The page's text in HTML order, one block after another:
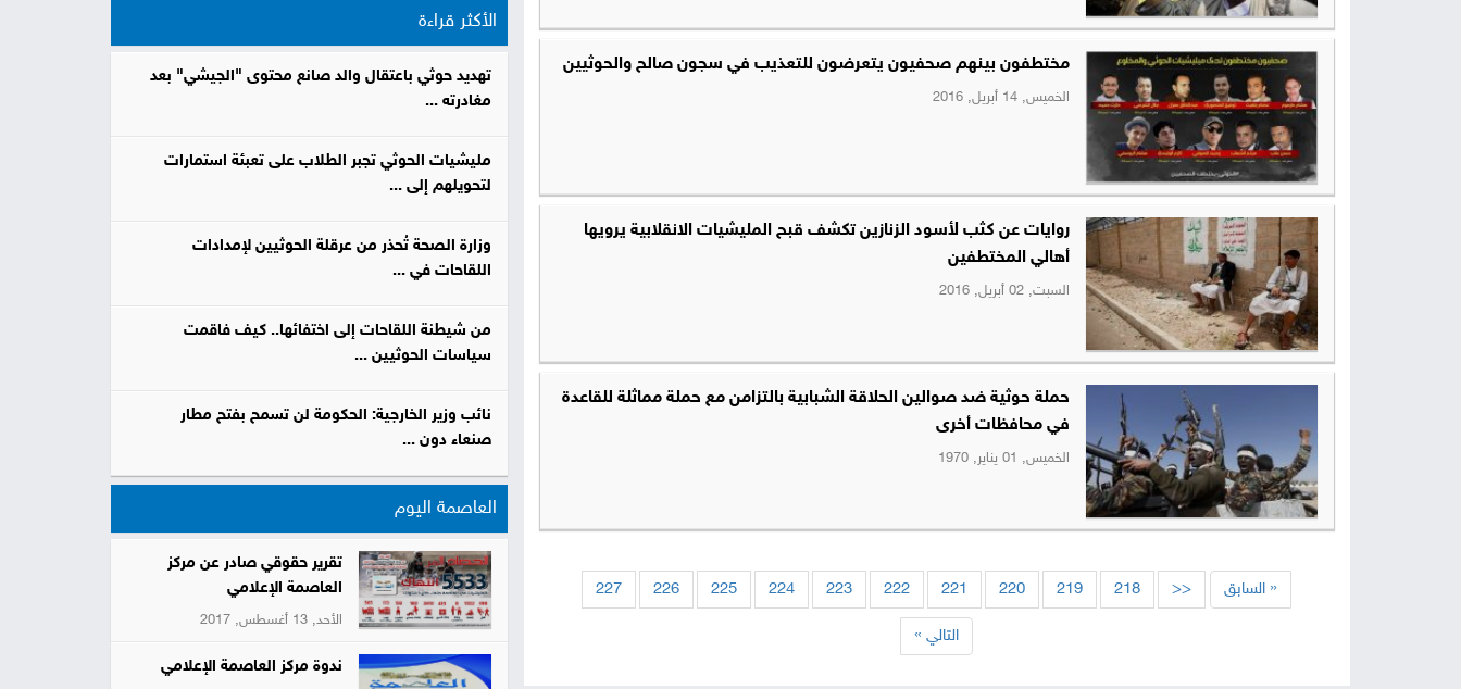
مختطفون بينهم صحفيون يتعرضون للتعذيب في سجون صالح والحوثيين
الخميس, 14 أبريل, 2016
روايات عن كثب لأسود الزنازين تكشف قبح المليشيات الانقلابية يرويها
أهالي المختطفين
السبت, 02 أبريل, 2016
حملة حوثية ضد صوالين الحلاقة الشبابية بالتزامن مع حملة مماثلة للقاعدة
في محافظات أخرى
الخميس, 01 يناير, 1970
« السابق <<
218
219
220
221
222
223
224
225
226
227
التالي »
الأكثر قراءة
تهديد حوثي باعتقال والد صانع محتوى "الجيشي" بعد
مغادرته ...
مليشيات الحوثي تجبر الطلاب على تعبئة استمارات
لتحويلهم إلى ...
وزارة الصحة تُحذر من عرقلة الحوثيين لإمدادات
اللقاحات في ...
من شيطنة اللقاحات إلى اختفائها.. كيف فاقمت
سياسات الحوثيين ...
نائب وزير الخارجية: الحكومة لن تسمح بفتح مطار
صنعاء دون ...
العاصمة اليوم
تقرير حقوقي صادر عن مركز
العاصمة الإعلامي
الأحد, 13 أغسطس, 2017
ندوة مركز العاصمة الإعلامي